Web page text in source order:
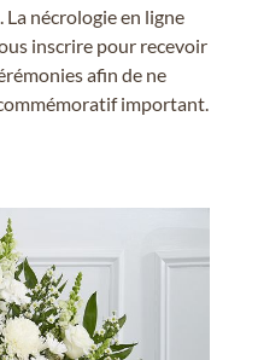
nécrologie en ligne
inscrire pour recevoir
afin de ne
important.